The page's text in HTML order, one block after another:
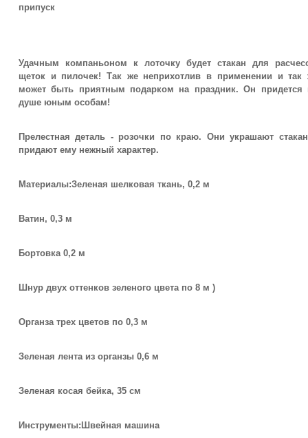
припуск
Удачным компаньоном к лоточку будет стакан для
щеток и пилочек! Так же неприхотлив в применении и так
может быть приятным подарком на праздник. Он придется
душе юным особам!
Прелестная деталь - розочки по краю. Они украшают
придают ему нежный характер.
Материалы:Зеленая шелковая ткань, 0,2 м
Ватин, 0,3 м
Бортовка 0,2 м
Шнур двух оттенков зеленого цвета по 8 м )
Органза трех цветов по 0,3 м
Зеленая лента из органзы 0,6 м
Зеленая косая бейка, 35 см
Инструменты:Швейная машина